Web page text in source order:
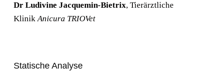
Dr Ludivine Jacquemin-Bietrix, Tierärztliche
KlinikAnicura TRIOVet
Statische Analyse